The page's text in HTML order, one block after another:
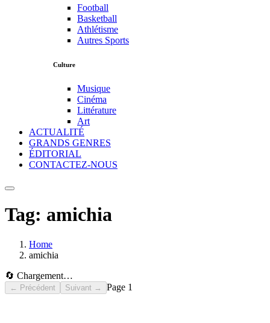
Football
Basketball
Athlétisme
Autres Sports
Culture
Musique
Cinéma
Littérature
Art
ACTUALITÉ
GRANDS GENRES
ÉDITORIAL
CONTACTEZ-NOUS
Tag: amichia
Home
amichia
🔄 Chargement…
← Précédent Suivant → Page 1